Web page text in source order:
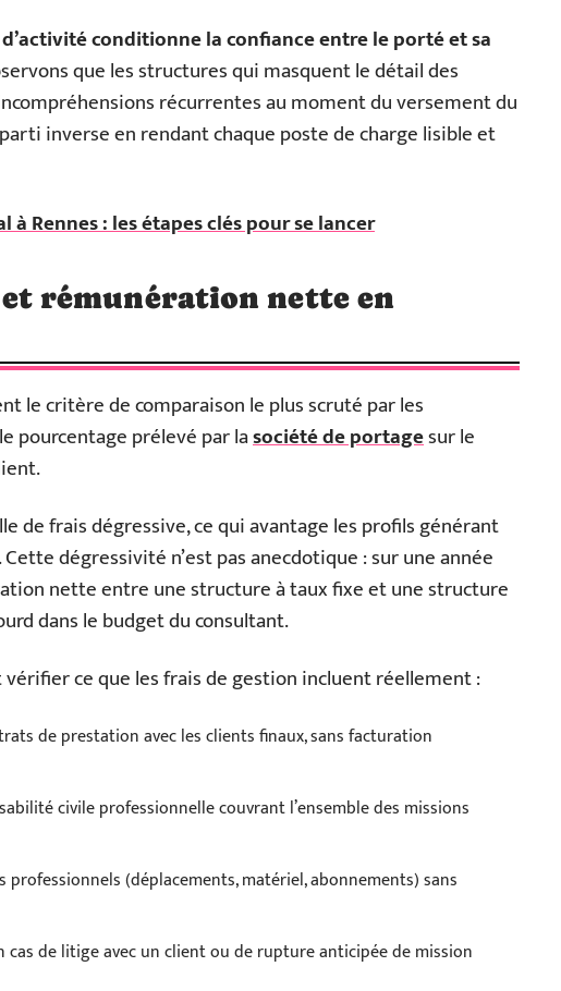
conditionne la confiance entre le porté et sa
que les structures qui masquent le détail des
récurrentes au moment du versement du
inverse en rendant chaque poste de charge lisible et
à Rennes : les étapes clés pour se lancer
rémunération nette en
le critère de comparaison le plus scruté par les
pourcentage prélevé par lasociété de portagesur le
de frais dégressive, ce qui avantage les profils générant
dégressivité n’est pas anecdotique : sur une année
nette entre une structure à taux fixe et une structure
dans le budget du consultant.
ce que les frais de gestion incluent réellement :
de prestation avec les clients finaux, sans facturation
civile professionnelle couvrant l’ensemble des missions
(déplacements, matériel, abonnements) sans
cas de litige avec un client ou de rupture anticipée de mission